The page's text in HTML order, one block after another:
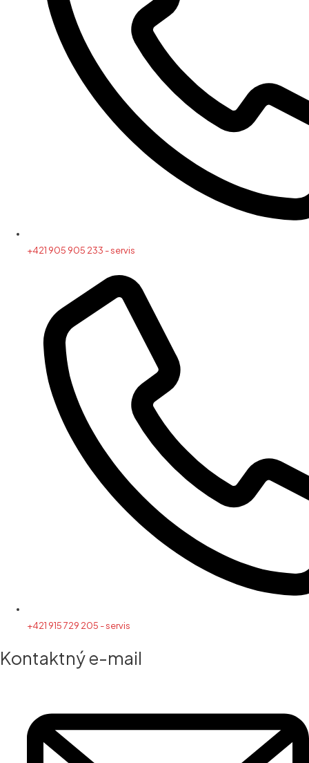
+421 905 905 233 - servis
+421 915 729 205 - servis
Kontaktný e-mail